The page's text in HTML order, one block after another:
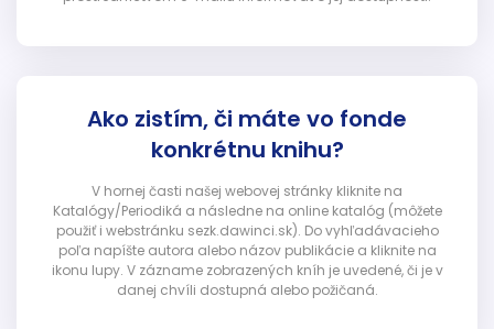
Ako zistím, či máte vo fonde
konkrétnu knihu?
V hornej časti našej webovej stránky kliknite na
Katalógy/Periodiká a následne na online katalóg (môžete
použiť i webstránku sezk.dawinci.sk). Do vyhľadávacieho
poľa napíšte autora alebo názov publikácie a kliknite na
ikonu lupy. V zázname zobrazených kníh je uvedené, či je v
danej chvíli dostupná alebo požičaná.